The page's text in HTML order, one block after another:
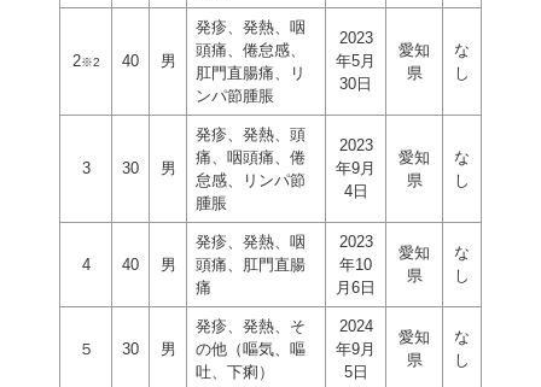
2※2 40 男
発疹、発熱、咽
頭痛、倦怠感、
肛門直腸痛、リ
ンパ節腫脹
2023
年5月
30日
愛知
県
な
し
3 30 男
発疹、発熱、頭
痛、咽頭痛、倦
怠感、リンパ節
腫脹
2023
年9月
4日
愛知
県
な
し
4 40 男
発疹、発熱、咽
頭痛、肛門直腸
痛
2023
年10
月6日
愛知
県
な
し
５ 30 男
発疹、発熱、そ
の他（嘔気、嘔
吐、下痢）
2024
年9月
5日
愛知
県
な
し